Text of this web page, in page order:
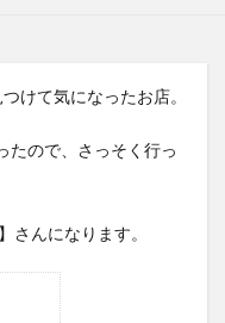
けて気になったお店。
たので、さっそく行っ
さんになります。